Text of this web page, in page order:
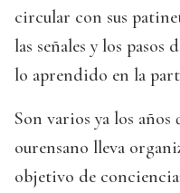
circular con sus
las señales y los
lo aprendido en la
Son varios ya los
ourensano lleva
objetivo de